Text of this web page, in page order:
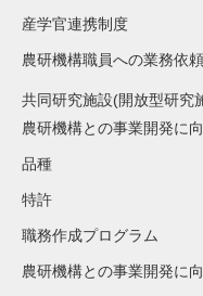
産学官連携制度
農研機構職員への業務依頼
共同研究施設(開放型研究
農研機構との事業開発に
品種
特許
職務作成プログラム
農研機構との事業開発に